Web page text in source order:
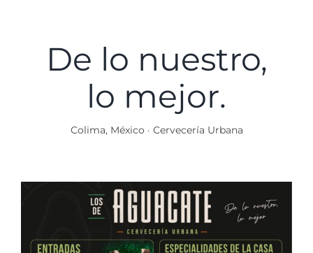
De lo nuestro,
lo mejor.
Colima, México · Cervecería Urbana